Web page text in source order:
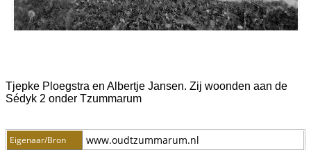
Tjepke Ploegstra en Albertje Jansen. Zij woonden aan de
Sédyk 2 onder Tzummarum
Eigenaar/Bron www.oudtzummarum.nl